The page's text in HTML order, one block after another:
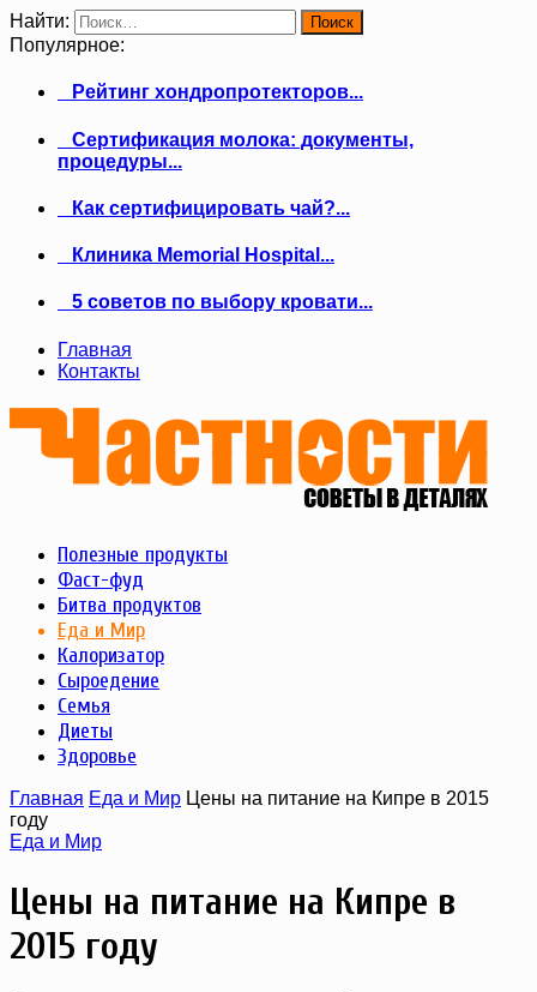
Найти:
Популярное:
Рейтинг хондропротекторов...
Сертификация молока: документы,
процедуры...
Как сертифицировать чай?...
Клиника Memorial Hospital...
5 советов по выбору кровати...
Главная
Контакты
Полезные продукты
Фаст-фуд
Битва продуктов
Еда и Мир
Калоризатор
Сыроедение
Семья
Диеты
Здоровье
Главная Еда и Мир Цены на питание на Кипре в 2015
году
Еда и Мир
Цены на питание на Кипре в
2015 году